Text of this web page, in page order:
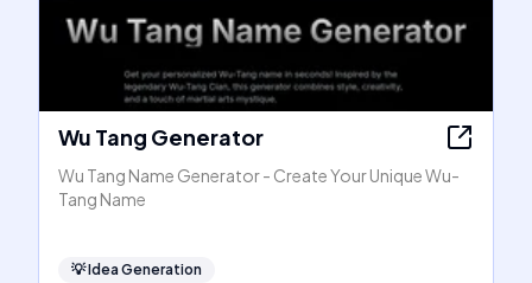
Wu Tang Generator
Wu Tang Name Generator - Create Your Unique Wu-
Tang Name
💡Idea Generation